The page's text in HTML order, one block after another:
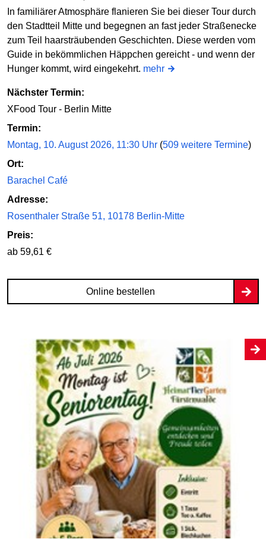
In familiärer Atmosphäre flanieren Sie bei dieser Tour durch
den Stadtteil Mitte und begegnen an fast jeder Straßenecke
zum Teil haarsträubenden Geschichten. Diese werden vom
Guide in bekömmlichen Häppchen gereicht - und wenn der
Hunger kommt, wird eingekehrt. mehr
Nächster Termin:
XFood Tour - Berlin Mitte
Termin:
Montag, 10. August 2026, 11:30 Uhr (509 weitere Termine)
Ort:
Barachel Café
Adresse:
Rosenthaler Straße 51, 10178 Berlin-Mitte
Preis:
ab 59,61 €
Online bestellen